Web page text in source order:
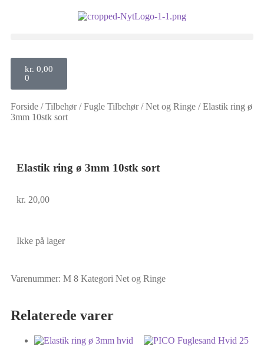
kr. 0,00
0
Forside /Tilbehør/Fugle Tilbehør/Net og Ringe /Elastik ring ø
3mm 10stk sort
Elastik ring ø 3mm 10stk sort
kr. 20,00
Ikke på lager
Varenummer: M 8 Kategori Net og Ringe
Relaterede varer